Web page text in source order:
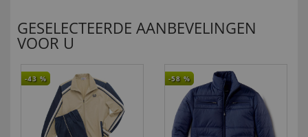
GESELECTEERDE AANBEVELINGEN
VOOR U
-43 % -58 %